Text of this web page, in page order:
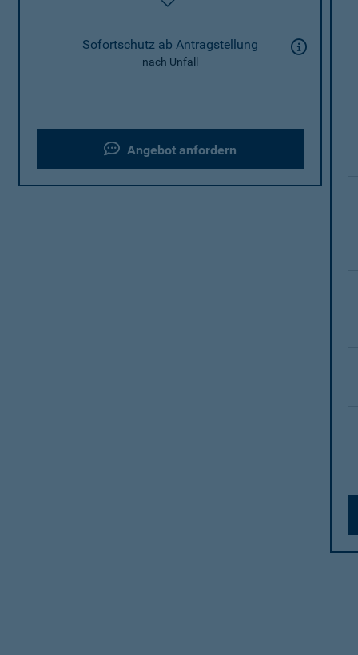
Sofortschutz ab Antragstellung
nach Unfall
Angebot anfordern